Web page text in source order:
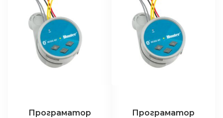
Програматор
Програматор